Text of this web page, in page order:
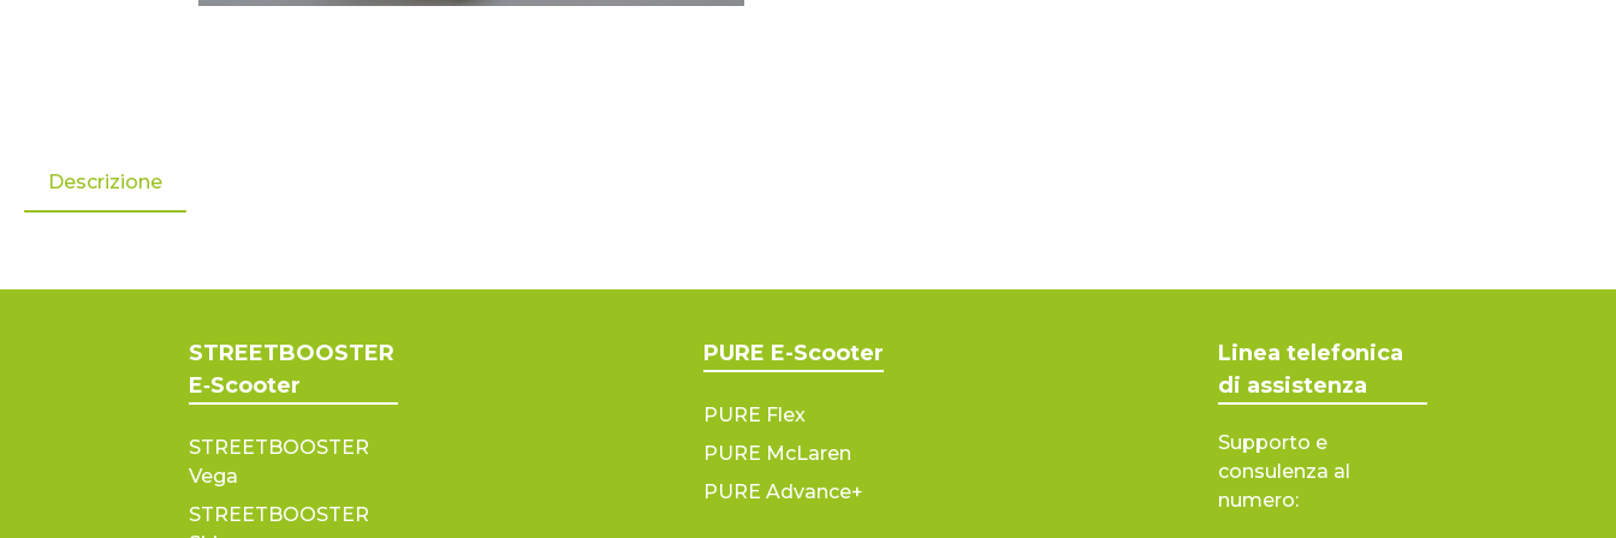
Descrizione
STREETBOOSTER
E‑Scooter
STREETBOOSTER
Vega
STREETBOOSTER
PURE E-Scooter
PURE Flex
PURE McLaren
PURE Advance+
Linea telefonica
di assistenza
Supporto e
consulenza al
numero: